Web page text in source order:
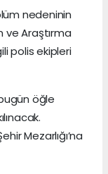
nedeninin
ve Araştırma
polis ekipleri
öğle
Mezarlığı’na